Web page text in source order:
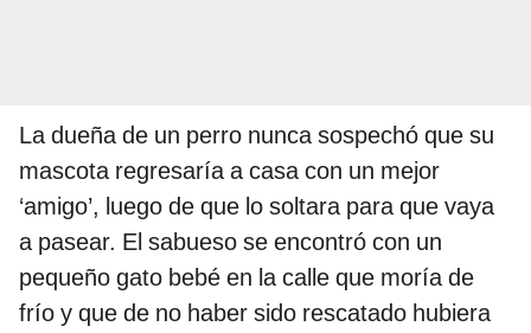
La dueña de un perro nunca sospechó que su
mascota regresaría a casa con un mejor
‘amigo’, luego de que lo soltara para que vaya
a pasear. El sabueso se encontró con un
pequeño gato bebé en la calle que moría de
frío y que de no haber sido rescatado hubiera